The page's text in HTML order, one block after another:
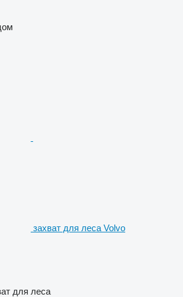
захват для леса Volvo
для леса